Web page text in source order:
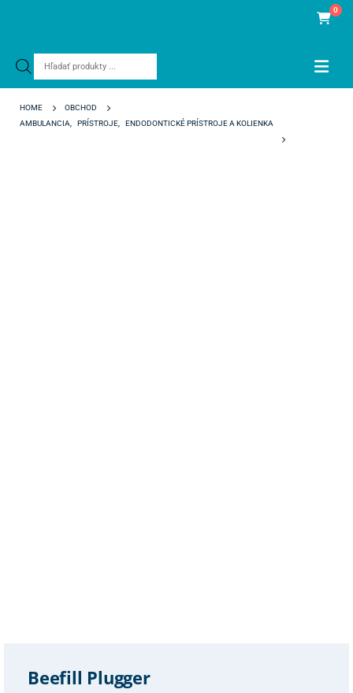
Products
0
HOME
OBCHOD
AMBULANCIA
PRÍSTROJE ENDODONTICKÉ PRÍSTROJE A KOLIENKA
Beefill Plugger